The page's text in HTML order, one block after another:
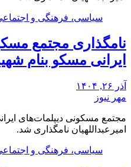
سیاسی، فرهنگی و
نامگذاری مجتمع
ایرانی مسکو بنام
آذر ۲۶, ۱۴۰۴
مهر نیوز
مجتمع مسکونی دیپلمات‌های
امیرعبداللهیان نامگذاری شد.
سیاسی، فرهنگی و